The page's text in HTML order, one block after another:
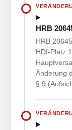
HRB
HRB
HDI-Platz
Änderung
§ 9